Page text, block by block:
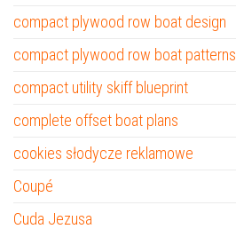
compact plywood row boat design
compact plywood row boat patterns
compact utility skiff blueprint
complete offset boat plans
cookies słodycze reklamowe
Coupé
Cuda Jezusa